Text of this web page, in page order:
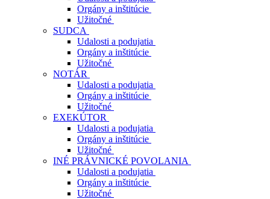
Orgány a inštitúcie
Užitočné
SUDCA
Udalosti a podujatia
Orgány a inštitúcie
Užitočné
NOTÁR
Udalosti a podujatia
Orgány a inštitúcie
Užitočné
EXEKÚTOR
Udalosti a podujatia
Orgány a inštitúcie
Užitočné
INÉ PRÁVNICKÉ POVOLANIA
Udalosti a podujatia
Orgány a inštitúcie
Užitočné